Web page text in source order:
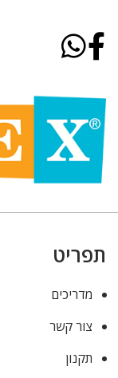
תפריט
מדריכים
צור קשר
תקנון